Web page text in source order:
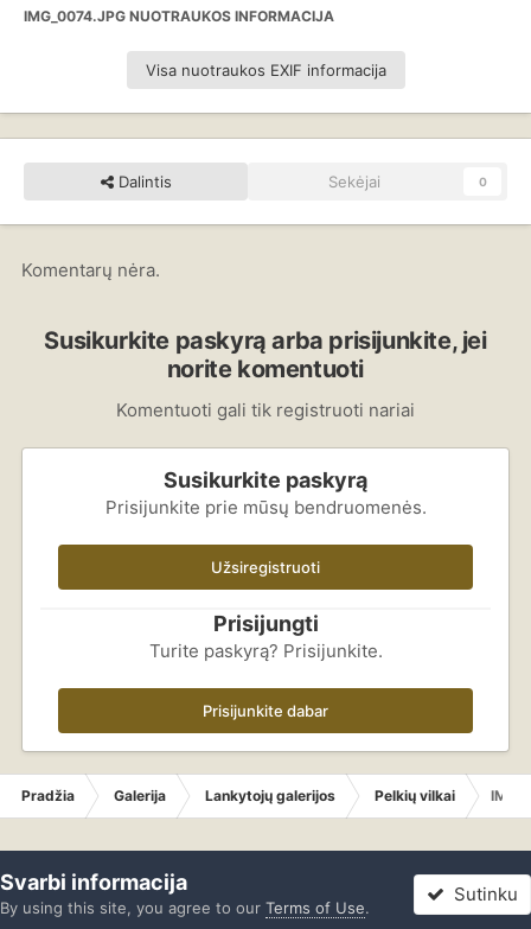
IMG_0074.JPG NUOTRAUKOS INFORMACIJA
Visa nuotraukos EXIF informacija
Dalintis Sekėjai 0
Komentarų nėra.
Susikurkite paskyrą arba prisijunkite, jei
norite komentuoti
Komentuoti gali tik registruoti nariai
Susikurkite paskyrą
Prisijunkite prie mūsų bendruomenės.
Užsiregistruoti
Prisijungti
Turite paskyrą? Prisijunkite.
Prisijunkite dabar
Pradžia Galerija Lankytojų galerijos Pelkių vilkai
Svarbi informacija
By using this site, you agree to our Terms of Use.
Sutinku
Forumas Neskaityta Prisijungti Registracija Daugiau